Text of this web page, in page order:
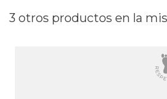
3 otros productos en la